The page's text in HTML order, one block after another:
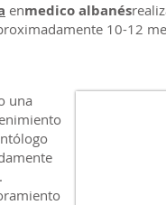
enmedico albanés
10-12
una